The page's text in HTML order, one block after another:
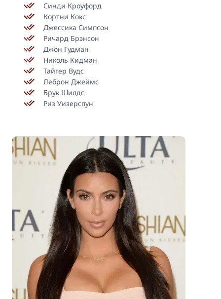
Синди Кроуфорд
Кортни Кокс
Джессика Симпсон
Ричард Брэнсон
Джон Гудман
Николь Кидман
Тайгер Вудс
Леброн Джеймс
Брук Шилдс
Риз Уизерспун